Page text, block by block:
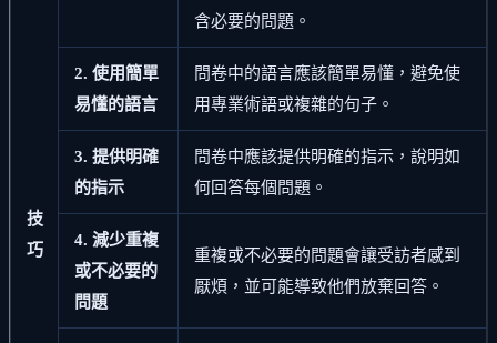
技
巧
含必要的問題。
2. 使用簡單
易懂的語言
問卷中的語言應該簡單易懂，避免使
用專業術語或複雜的句子。
3. 提供明確
的指示
問卷中應該提供明確的指示，說明如
何回答每個問題。
4. 減少重複
或不必要的
問題
重複或不必要的問題會讓受訪者感到
厭煩，並可能導致他們放棄回答。